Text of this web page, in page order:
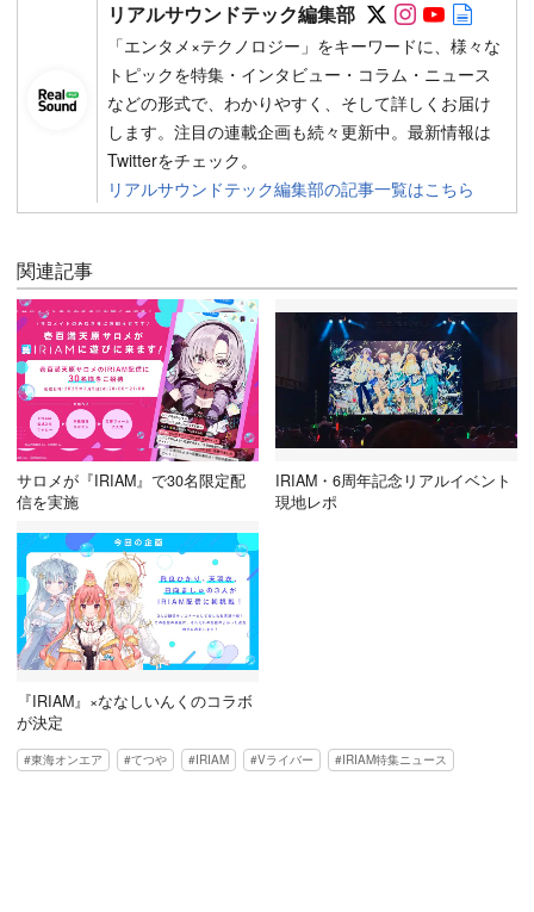
リアルサウンドテック編集部
「エンタメ×テクノロジー」をキーワードに、様々な
トピックを特集・インタビュー・コラム・ニュース
などの形式で、わかりやすく、そして詳しくお届け
します。注目の連載企画も続々更新中。最新情報は
Twitterをチェック。
リアルサウンドテック編集部の記事一覧はこちら
関連記事
サロメが『IRIAM』で30名限定配
信を実施
IRIAM・6周年記念リアルイベント
現地レポ
『IRIAM』×ななしいんくのコラボ
が決定
東海オンエア てつや IRIAM Vライバー IRIAM特集ニュース